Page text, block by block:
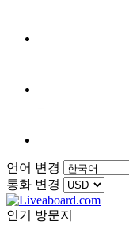
언어 변경
통화 변경
인기 방문지